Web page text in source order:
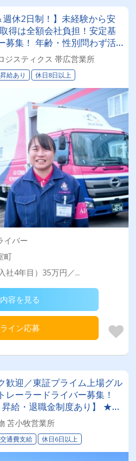
週休2日制！】未経験から安
得は全額会社負担！安定基
募集！ 年齢・性別問わず活
✨
ジスティクス 帯広営業所
昇給あり 休日8日以上
イバー
町
社4年目）35万円／...
容を見る
イン応募
歓迎／東証プライム上場グル
レーラードライバー募集！
昇給・退職金制度あり】 ★一
事故等で月給24,000円UP
得支援制度★希望休＆育休
バーも活躍中の働きやすい
苫小牧営業所
交通費支給 休日6日以上